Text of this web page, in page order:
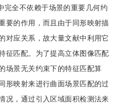
完全不依赖于场景的重要几何约
要的作用，而且由于同形映射描
对应关系，故大量文献中利用它
征匹配。为了提高立体图像匹配
场景无关约束下的特征匹配算
形映射来进行曲面场景匹配的过
况，通过引入区域面积检测法来